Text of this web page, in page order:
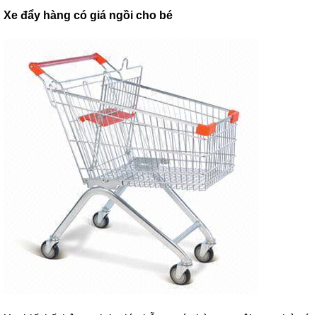
Xe đẩy hàng có giá ngồi cho bé